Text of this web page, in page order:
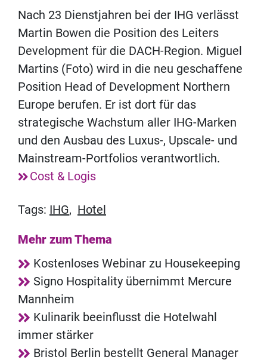
Nach 23 Dienstjahren bei der IHG verlässt
Martin Bowen die Position des Leiters
Development für die DACH-Region. Miguel
Martins (Foto) wird in die neu geschaffene
Position Head of Development Northern
Europe berufen. Er ist dort für das
strategische Wachstum aller IHG-Marken
und den Ausbau des Luxus-, Upscale- und
Mainstream-Portfolios verantwortlich.
Cost & Logis
Tags: IHG, Hotel
Mehr zum Thema
Kostenloses Webinar zu Housekeeping
Signo Hospitality übernimmt Mercure
Mannheim
Kulinarik beeinflusst die Hotelwahl
immer stärker
Bristol Berlin bestellt General Manager